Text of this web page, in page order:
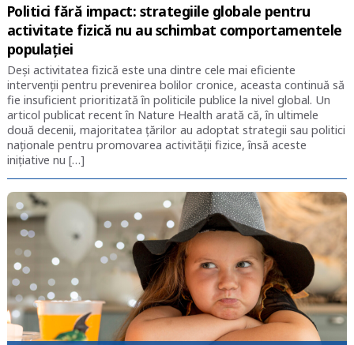
Politici fără impact: strategiile globale pentru
activitate fizică nu au schimbat comportamentele
populației
Deși activitatea fizică este una dintre cele mai eficiente
intervenții pentru prevenirea bolilor cronice, aceasta continuă să
fie insuficient prioritizată în politicile publice la nivel global. Un
articol publicat recent în Nature Health arată că, în ultimele
două decenii, majoritatea țărilor au adoptat strategii sau politici
naționale pentru promovarea activității fizice, însă aceste
inițiative nu […]